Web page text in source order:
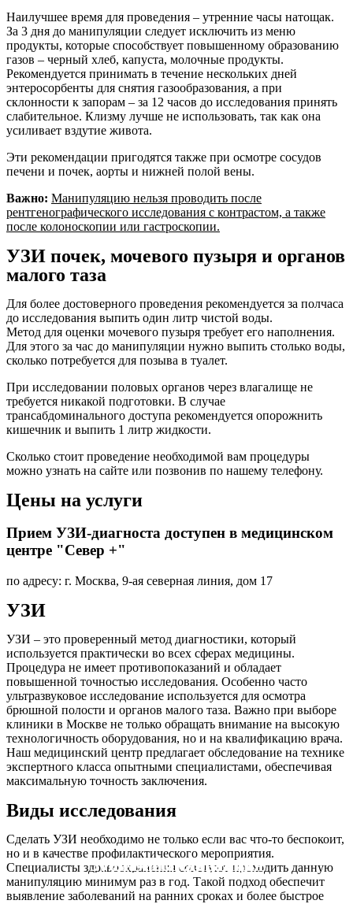
Зубная имплантация
УЗИ-исследования
Наилучшее время для проведения – утренние часы натощак.
За 3 дня до манипуляции следует исключить из меню
продукты, которые способствует повышенному образованию
газов – черный хлеб, капуста, молочные продукты.
Рекомендуется принимать в течение нескольких дней
энтеросорбенты для снятия газообразования, а при
склонности к запорам – за 12 часов до исследования принять
слабительное. Клизму лучше не использовать, так как она
усиливает вздутие живота.
Эти рекомендации пригодятся также при осмотре сосудов
печени и почек, аорты и нижней полой вены.
Важно: Манипуляцию нельзя проводить после
рентгенографического исследования с контрастом, а также
после колоноскопии или гастроскопии.
УЗИ почек, мочевого пузыря и органов
малого таза
Для более достоверного проведения рекомендуется за полчаса
до исследования выпить один литр чистой воды.
Метод для оценки мочевого пузыря требует его наполнения.
Для этого за час до манипуляции нужно выпить столько воды,
сколько потребуется для позыва в туалет.
При исследовании половых органов через влагалище не
требуется никакой подготовки. В случае
трансабдоминального доступа рекомендуется опорожнить
кишечник и выпить 1 литр жидкости.
Сколько стоит проведение необходимой вам процедуры
можно узнать на сайте или позвонив по нашему телефону.
Цены на услуги
Прием УЗИ-диагноста доступен в медицинском
центре "Север +"
по адресу: г. Москва, 9-ая северная линия, дом 17
УЗИ
УЗИ – это проверенный метод диагностики, который
используется практически во всех сферах медицины.
Процедура не имеет противопоказаний и обладает
повышенной точностью исследования. Особенно часто
ультразвуковое исследование используется для осмотра
брюшной полости и органов малого таза. Важно при выборе
клиники в Москве не только обращать внимание на высокую
технологичность оборудования, но и на квалификацию врача.
Наш медицинский центр предлагает обследование на технике
экспертного класса опытными специалистами, обеспечивая
максимальную точность заключения.
Виды исследования
Сделать УЗИ необходимо не только если вас что-то беспокоит,
но и в качестве профилактического мероприятия.
Специалисты здравоохранения советуют проходить данную
манипуляцию минимум раз в год. Такой подход обеспечит
выявление заболеваний на ранних сроках и более быстрое
Зубная имплантация
УЗИ-исследования